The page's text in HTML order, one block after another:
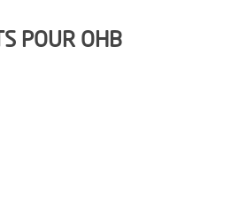
POUR OHB